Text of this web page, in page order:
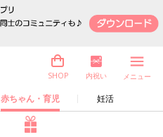
赤ちゃん・育児 妊活
SHOP 内祝い メニュー